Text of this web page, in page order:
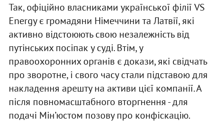
Так, офіційно власниками української філії VS
Energy є громадяни Німеччини та Латвії, які
активно відстоюють свою незалежність від
путінських посіпак у суді. Втім, у
правоохоронних органів є докази, які свідчать
про зворотне, і свого часу стали підставою для
накладення арешту на активи цієї компанії. А
після повномасштабного вторгнення - для
подачі Мін’юстом позову про конфіскацію.